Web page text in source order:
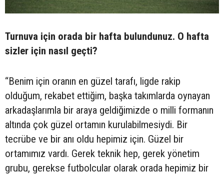
Turnuva için orada bir hafta bulundunuz. O hafta
sizler için nasıl geçti?
“Benim için oranın en güzel tarafı, ligde rakip
olduğum, rekabet ettiğim, başka takımlarda oynayan
arkadaşlarımla bir araya geldiğimizde o milli formanın
altında çok güzel ortamın kurulabilmesiydi. Bir
tecrübe ve bir anı oldu hepimiz için. Güzel bir
ortamımız vardı. Gerek teknik hep, gerek yönetim
grubu, gerekse futbolcular olarak orada hepimiz bir